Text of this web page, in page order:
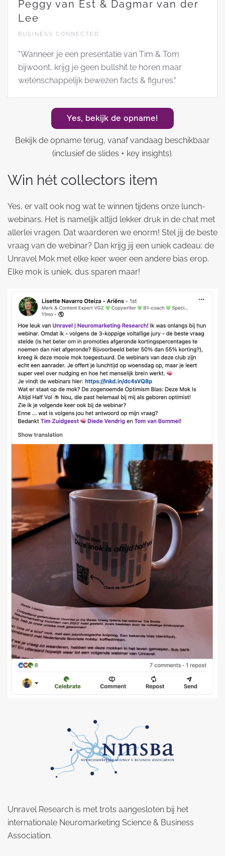
Peggy van Est & Dagmar van der
Lee
BUSINESS CONNECTED
"Wanneer je een presentatie van Tim & Tom
bijwoont, krijg je geen bullshit te horen maar
wetenschappelijk bewezen facts & figures."
Yes, bekijk de opname!
Bekijk de opname terug, vanaf vandaag beschikbaar
(inclusief de slides + key insights).
Win hét collectors item
Yes, er valt ook nog wat te winnen tijdens onze lunch-
webinars. Het is namelijk altijd lekker druk in de chat met
allerlei vragen. Dat waarderen we enorm! Stel jij de beste
vraag van de webinar? Dan krijg jij een uniek cadeau: de
Unravel Mok met elke keer weer een andere bias erop.
Elke mok is uniek, dus sparen maar!
Unravel Research is met trots aangesloten bij het
internationale Neuromarketing Science & Business
Association.